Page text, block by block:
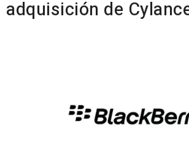
adquisición de